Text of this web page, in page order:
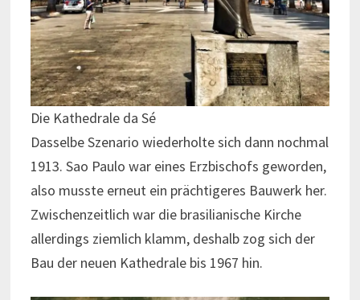
Die Kathedrale da Sé
Dasselbe Szenario wiederholte sich dann nochmal
1913. Sao Paulo war eines Erzbischofs geworden,
also musste erneut ein prächtigeres Bauwerk her.
Zwischenzeitlich war die brasilianische Kirche
allerdings ziemlich klamm, deshalb zog sich der
Bau der neuen Kathedrale bis 1967 hin.